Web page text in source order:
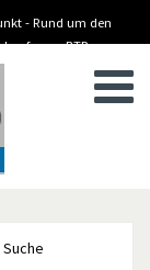
- Rund um den
BTP -